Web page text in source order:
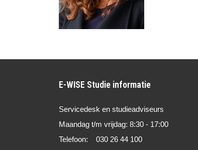
E-WISE Studie informatie
Servicedesk en studieadviseurs
Maandag t/m vrijdag: 8:30 - 17:00
Telefoon: 030 26 44 100